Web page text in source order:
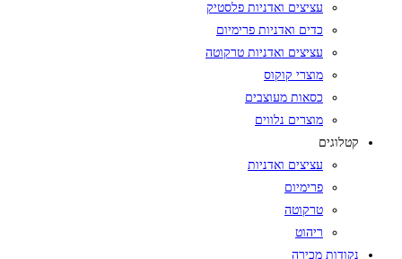
עציצים ואדניות פלסטיק
כדים ואדניות פרימיום
עציצים ואדניות טרקוטה
מוצרי קוקוס
כסאות מעוצבים
מוצרים נלווים
קטלוגים
עציצים ואדניות
פרימיום
טרקוטה
ריהוט
נקודות מכירה